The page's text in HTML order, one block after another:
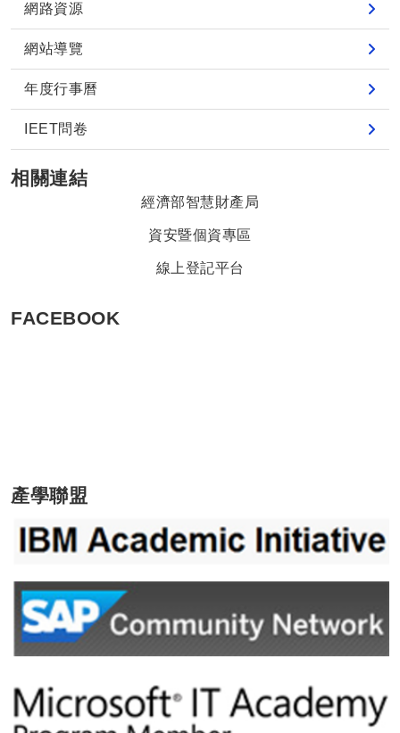
網路資源
網站導覽
年度行事曆
IEET問卷
相關連結
經濟部智慧財產局
資安暨個資專區
線上登記平台
FACEBOOK
產學聯盟